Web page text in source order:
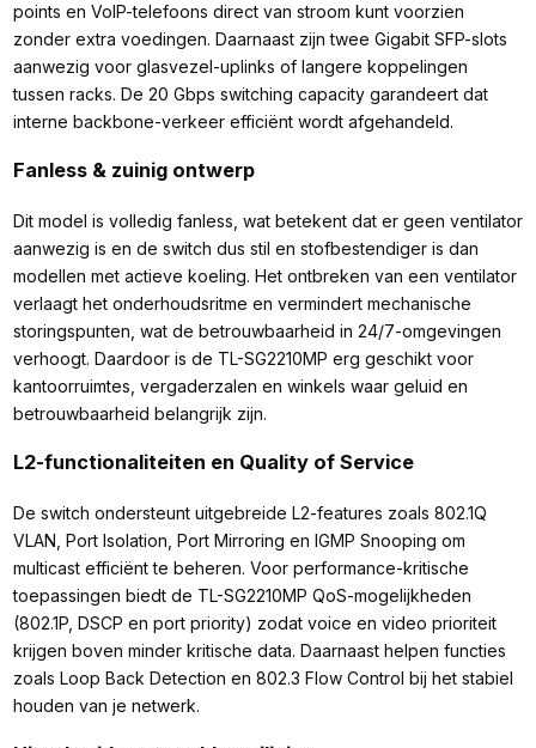
points en VoIP-telefoons direct van stroom kunt voorzien
zonder extra voedingen. Daarnaast zijn twee Gigabit SFP-slots
aanwezig voor glasvezel-uplinks of langere koppelingen
tussen racks. De 20 Gbps switching capacity garandeert dat
interne backbone-verkeer efficiënt wordt afgehandeld.
Fanless & zuinig ontwerp
Dit model is volledig fanless, wat betekent dat er geen ventilator
aanwezig is en de switch dus stil en stofbestendiger is dan
modellen met actieve koeling. Het ontbreken van een ventilator
verlaagt het onderhoudsritme en vermindert mechanische
storingspunten, wat de betrouwbaarheid in 24/7-omgevingen
verhoogt. Daardoor is de TL-SG2210MP erg geschikt voor
kantoorruimtes, vergaderzalen en winkels waar geluid en
betrouwbaarheid belangrijk zijn.
L2-functionaliteiten en Quality of Service
De switch ondersteunt uitgebreide L2-features zoals 802.1Q
VLAN, Port Isolation, Port Mirroring en IGMP Snooping om
multicast efficiënt te beheren. Voor performance-kritische
toepassingen biedt de TL-SG2210MP QoS-mogelijkheden
(802.1P, DSCP en port priority) zodat voice en video prioriteit
krijgen boven minder kritische data. Daarnaast helpen functies
zoals Loop Back Detection en 802.3 Flow Control bij het stabiel
houden van je netwerk.